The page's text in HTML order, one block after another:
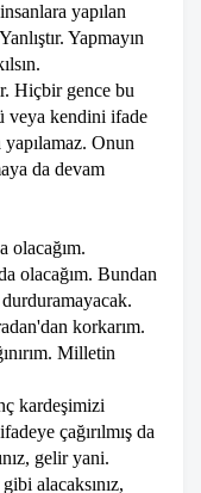
yapılan
Yapmayın
Hiçbir gence bu
veya kendini ifade
Onun
da devam
olacağım.
olacağım. Bundan
korkarım.
Milletin
kardeşimizi
çağırılmış da
gelir yani.
alacaksınız,